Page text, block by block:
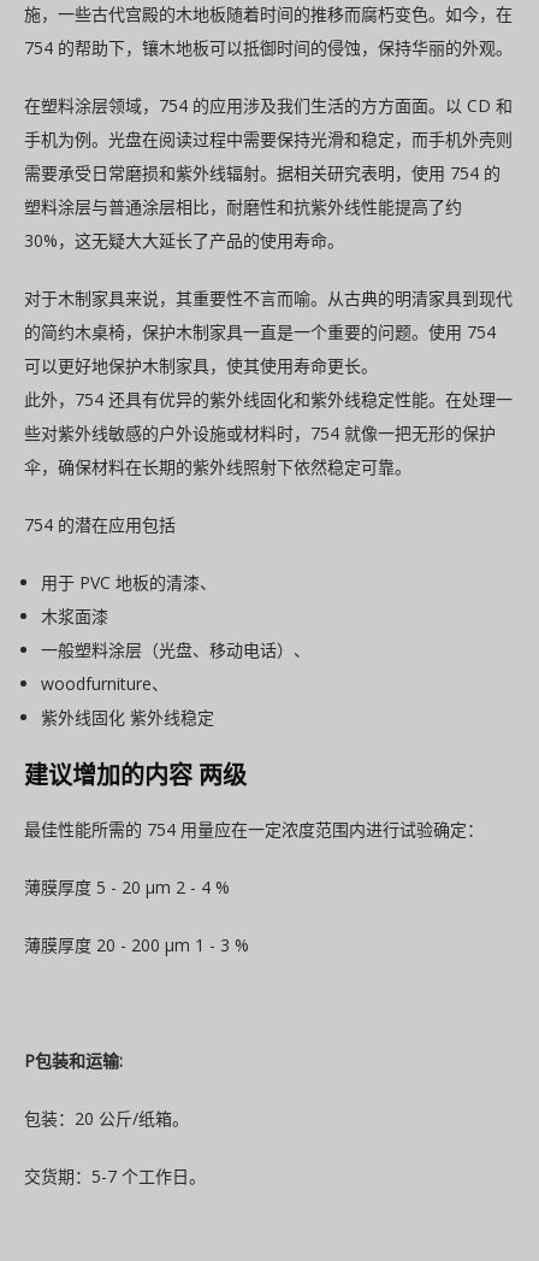
施，一些古代宫殿的木地板随着时间的推移而腐朽变色。如今，在
754 的帮助下，镶木地板可以抵御时间的侵蚀，保持华丽的外观。
在塑料涂层领域，754 的应用涉及我们生活的方方面面。以 CD 和
手机为例。光盘在阅读过程中需要保持光滑和稳定，而手机外壳则
需要承受日常磨损和紫外线辐射。据相关研究表明，使用 754 的
塑料涂层与普通涂层相比，耐磨性和抗紫外线性能提高了约
30%，这无疑大大延长了产品的使用寿命。
对于木制家具来说，其重要性不言而喻。从古典的明清家具到现代
的简约木桌椅，保护木制家具一直是一个重要的问题。使用 754
可以更好地保护木制家具，使其使用寿命更长。
此外，754 还具有优异的紫外线固化和紫外线稳定性能。在处理一
些对紫外线敏感的户外设施或材料时，754 就像一把无形的保护
伞，确保材料在长期的紫外线照射下依然稳定可靠。
754 的潜在应用包括
用于 PVC 地板的清漆、
木浆面漆
一般塑料涂层（光盘、移动电话）、
woodfurniture、
紫外线固化 紫外线稳定
建议增加的内容 两级
最佳性能所需的 754 用量应在一定浓度范围内进行试验确定：
薄膜厚度 5 - 20 µm 2 - 4 %
薄膜厚度 20 - 200 µm 1 - 3 %
P包装和运输:
包装：20 公斤/纸箱。
交货期：5-7 个工作日。